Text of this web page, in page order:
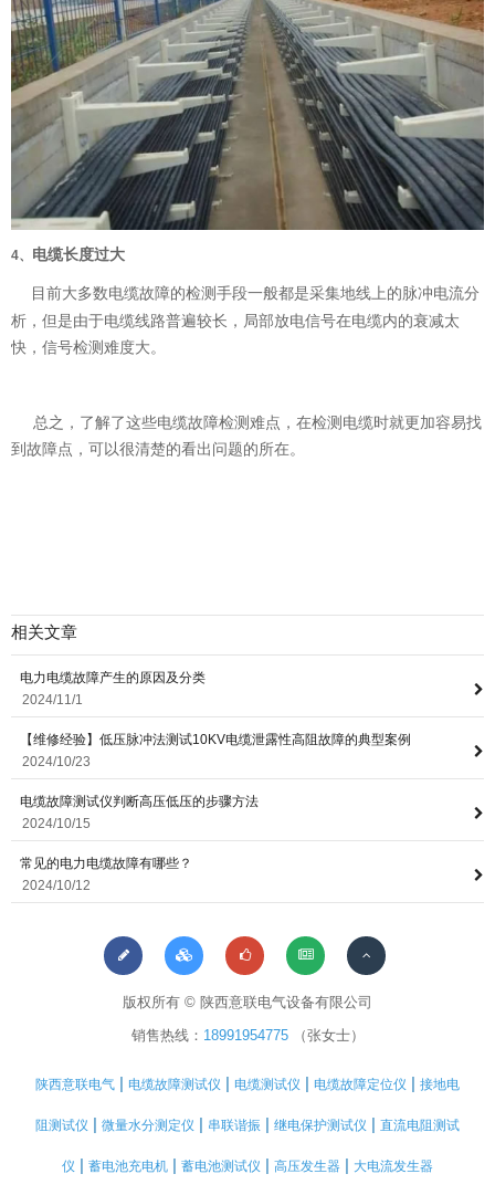
4、 电缆长度过大
目前大多数电缆故障的检测手段一般都是采集地线上的脉冲电流分
析，但是由于电缆线路普遍较长，局部放电信号在电缆内的衰减太
快，信号检测难度大。
总之，了解了这些电缆故障检测难点，在检测电缆时就更加容易找
到故障点，可以很清楚的看出问题的所在。
相关文章
电力电缆故障产生的原因及分类
2024/11/1
【维修经验】低压脉冲法测试10KV电缆泄露性高阻故障的典型案例
2024/10/23
电缆故障测试仪判断高压低压的步骤方法
2024/10/15
常见的电力电缆故障有哪些？
2024/10/12
版权所有 © 陕西意联电气设备有限公司
销售热线： 18991954775（张女士）
陕西意联电气 | 电缆故障测试仪 | 电缆测试仪 | 电缆故障定位仪 | 接地电
阻测试仪 | 微量水分测定仪 | 串联谐振 | 继电保护测试仪 | 直流电阻测试
仪 | 蓄电池充电机 | 蓄电池测试仪 | 高压发生器 | 大电流发生器